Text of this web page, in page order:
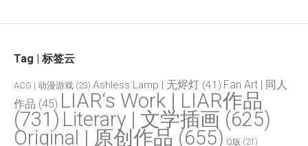
Tag | 标签云
ACG | 动漫游戏 (23) Ashless Lamp | 无烬灯 (41) Fan Art | 同人
作品 (45) LIAR‘s Work | LIAR作品
(731) Literary | 文学插画 (625)
Original | 原创作品 (655) Q版 (21)